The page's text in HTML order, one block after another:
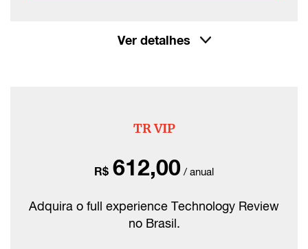
Ver detalhes
TR VIP
R$ 612,00 / anual
Adquira o full experience Technology Review
no Brasil.